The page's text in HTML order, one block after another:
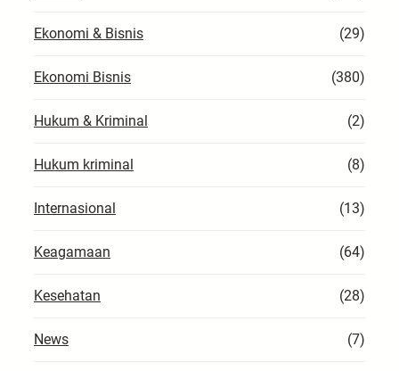
Ekonomi & Bisnis (29)
Ekonomi Bisnis (380)
Hukum & Kriminal (2)
Hukum kriminal (8)
Internasional (13)
Keagamaan (64)
Kesehatan (28)
News (7)